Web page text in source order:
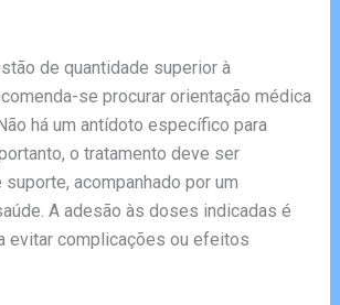
de quantidade superior à
se procurar orientação médica
há um antídoto específico para
o tratamento deve ser
acompanhado por um
A adesão às doses indicadas é
evitar complicações ou efeitos